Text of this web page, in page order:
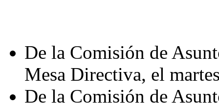
De la Comisión de
Mesa Directiva, el
De la Comisión de